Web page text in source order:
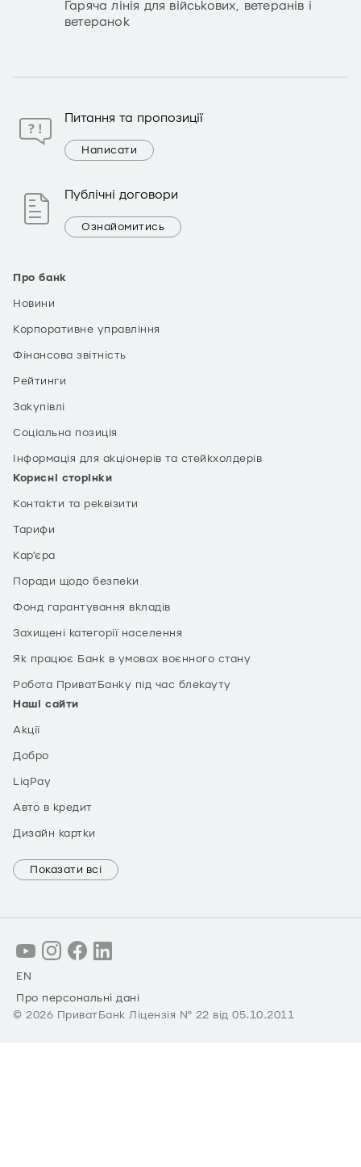
Про банк
Новини
Корпоративне управління
Фінансова звітність
Рейтинги
Закупівлі
Соціальна позиція
Інформація для акціонерів та стейкхолдерів
Корисні сторінки
Контакти та реквізити
Тарифи
Кар’єра
Поради щодо безпеки
Фонд гарантування вкладів
Захищені категорії населення
Як працює Банк в умовах воєнного стану
Робота ПриватБанку під час блекауту
Наші сайти
Акції
Добро
LiqPay
Авто в кредит
Дизайн картки
Показати всі
Гаряча лінія для військових, ветеранів і
ветеранок
Питання та пропозиції
Написати
Публічні договори
Ознайомитись
EN
Про персональні дані
© 2026 ПриватБанк Ліцензія № 22 від 05.10.2011